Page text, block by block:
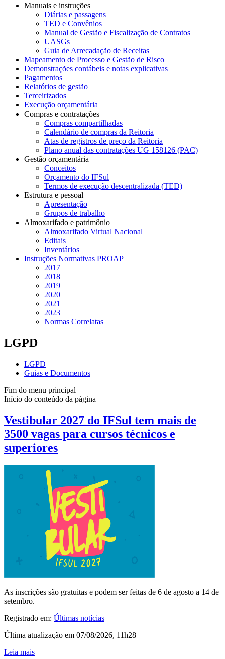
Manuais e instruções
Diárias e passagens
TED e Convênios
Manual de Gestão e Fiscalização de Contratos
UASGs
Guia de Arrecadação de Receitas
Mapeamento de Processo e Gestão de Risco
Demonstrações contábeis e notas explicativas
Pagamentos
Relatórios de gestão
Terceirizados
Execução orçamentária
Compras e contratações
Compras compartilhadas
Calendário de compras da Reitoria
Atas de registros de preço da Reitoria
Plano anual das contratações UG 158126 (PAC)
Gestão orçamentária
Conceitos
Orçamento do IFSul
Termos de execução descentralizada (TED)
Estrutura e pessoal
Apresentação
Grupos de trabalho
Almoxarifado e patrimônio
Almoxarifado Virtual Nacional
Editais
Inventários
Instruções Normativas PROAP
2017
2018
2019
2020
2021
2023
Normas Correlatas
LGPD
LGPD
Guias e Documentos
Fim do menu principal
Início do conteúdo da página
Vestibular 2027 do IFSul tem mais de
3500 vagas para cursos técnicos e
superiores
As inscrições são gratuitas e podem ser feitas de 6 de agosto a 14 de
setembro.
Registrado em: Últimas notícias
Última atualização em 07/08/2026, 11h28
Leia mais